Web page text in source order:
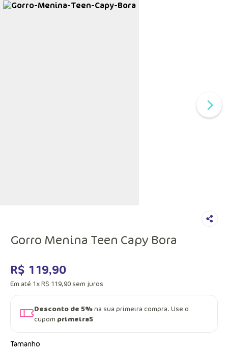
Gorro Menina Teen Capy Bora
R$ 119,90
Em até 1xR$ 119,90 sem juros
Desconto de 5%na sua primeira compra. Use o
cupom primeira5
Tamanho